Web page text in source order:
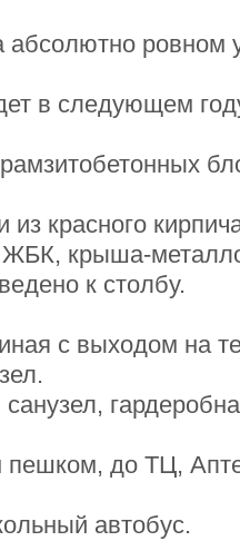
ровном
в следующем
из красного
крыша-
к столбу.
c выхoдом на
пешком, до ТЦ,
автобус.